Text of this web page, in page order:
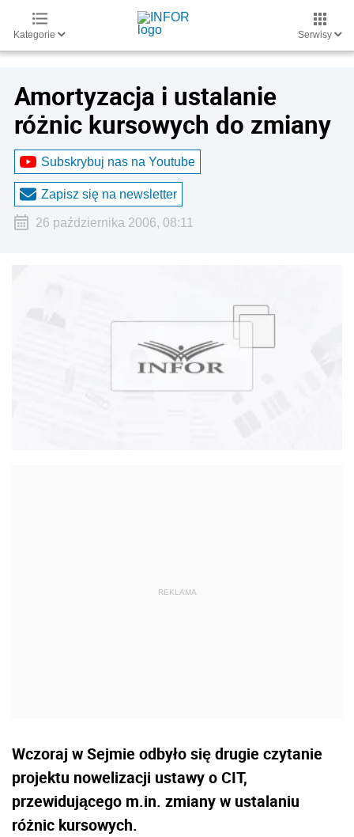
Kategorie Serwisy
Amortyzacja i ustalanie
różnic kursowych do zmiany
Subskrybuj nas na Youtube
Zapisz się na newsletter
26 października 2006, 08:11
Wczoraj w Sejmie odbyło się drugie czytanie
projektu nowelizacji ustawy o CIT,
przewidującego m.in. zmiany w ustalaniu
różnic kursowych.